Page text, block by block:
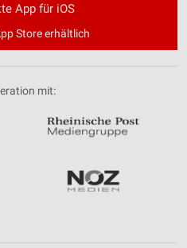
App für iOS
Store erhältlich
mit: